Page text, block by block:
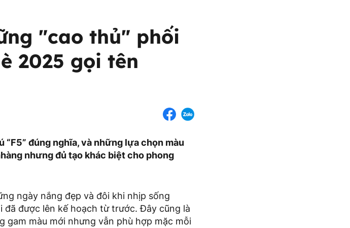
"cao thủ" phối
2025 gọi tên
đúng nghĩa, và những lựa chọn màu
nhưng đủ tạo khác biệt cho phong
ngày nắng đẹp và đôi khi nhịp sống
được lên kế hoạch từ trước. Đây cũng là
gam màu mới nhưng vẫn phù hợp mặc mỗi